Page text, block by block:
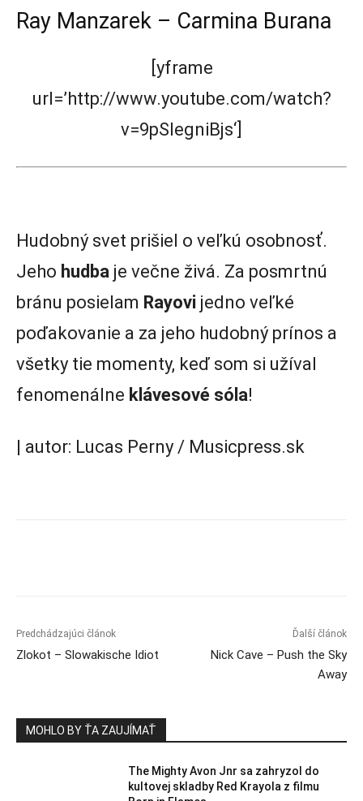
Ray Manzarek – Carmina Burana
[yframe
url=’http://www.youtube.com/watch?
v=9pSIegniBjs‘]
Hudobný svet prišiel o veľkú osobnosť.
Jeho hudba je večne živá. Za posmrtnú
bránu posielam Rayovi jedno veľké
poďakovanie a za jeho hudobný prínos a
všetky tie momenty, keď som si užíval
fenomenálne klávesové sóla!
| autor: Lucas Perny / Musicpress.sk
Predchádzajúci článok
Zlokot – Slowakische Idiot
Ďalší článok
Nick Cave – Push the Sky
Away
MOHLO BY ŤA ZAUJÍMAŤ
The Mighty Avon Jnr sa zahryzol do
kultovej skladby Red Krayola z filmu